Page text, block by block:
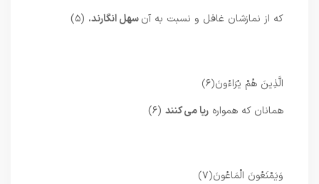
که از نمازشان غافل و نسبت به آنسهل انگارند. (۵)
الَّذِينَ هُمْ يُرَاءُونَ﴿۶﴾
همانان که همواره ریا می کنند (۶)
وَيَمْنَعُونَ الْمَاعُونَ﴿۷﴾